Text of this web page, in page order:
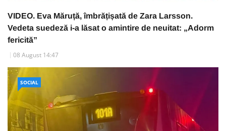
VIDEO. Eva Măruță, îmbrățișată de Zara Larsson.
Vedeta suedeză i-a lăsat o amintire de neuitat: „Adorm
fericită”
08 August 14:47
SOCIAL